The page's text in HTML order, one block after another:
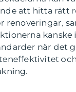
att hitta rätt
renoveringar,
kanske
när det
och